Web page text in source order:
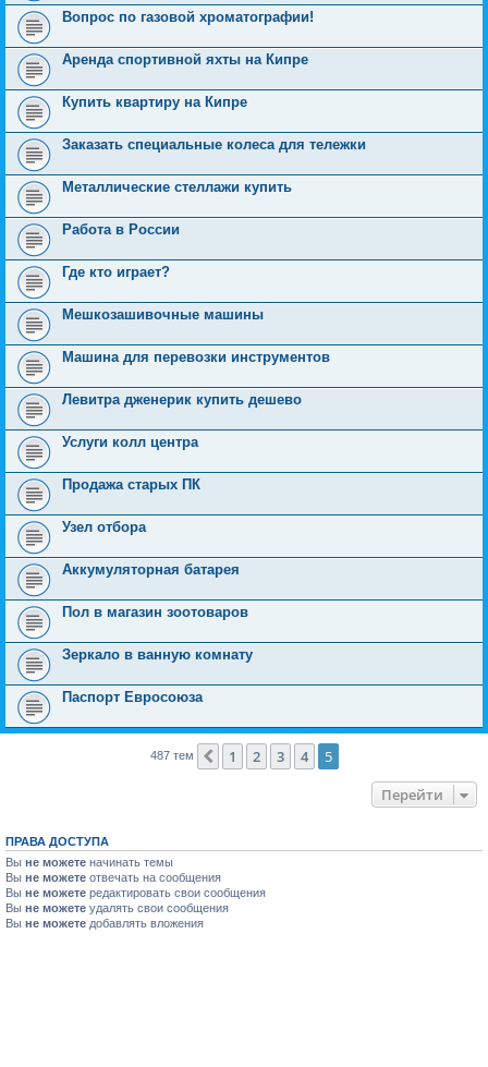
Вопрос по газовой хроматографии!
Аренда спортивной яхты на Кипре
Купить квартиру на Кипре
Заказать специальные колеса для тележки
Металлические стеллажи купить
Работа в России
Где кто играет?
Мешкозашивочные машины
Машина для перевозки инструментов
Левитра дженерик купить дешево
Услуги колл центра
Продажа старых ПК
Узел отбора
Аккумуляторная батарея
Пол в магазин зоотоваров
Зеркало в ванную комнату
Паспорт Евросоюза
487 тем Пред.
1 2 3 4
5
Перейти
ПРАВА ДОСТУПА
Вы не можете начинать темы
Вы не можете отвечать на сообщения
Вы не можете редактировать свои сообщения
Вы не можете удалять свои сообщения
Вы не можете добавлять вложения